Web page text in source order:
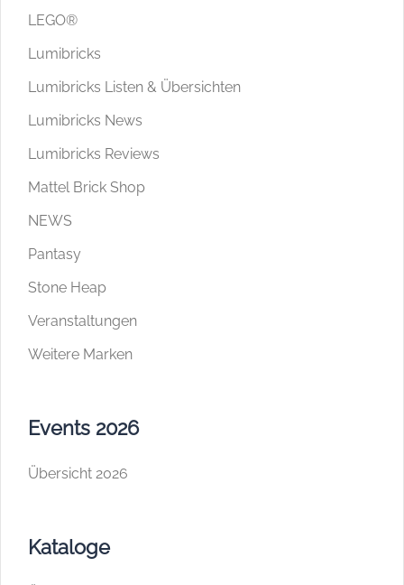
LEGO®
Lumibricks
Lumibricks Listen & Übersichten
Lumibricks News
Lumibricks Reviews
Mattel Brick Shop
NEWS
Pantasy
Stone Heap
Veranstaltungen
Weitere Marken
Events 2026
Übersicht 2026
Kataloge